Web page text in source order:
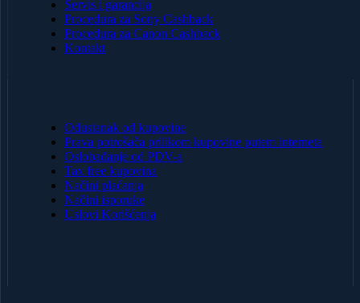
Servis i garancija
Procedura za Sony Cashback
Procedura za Canon Cashback
Kontakt
Odustanak od kupovine
Prava potrošača prilikom kupovine putem interneta
Oslobađanje od PDV-a
Tax free kupovina
Načini plaćanja
Načini isporuke
Uslovi Korišćenja